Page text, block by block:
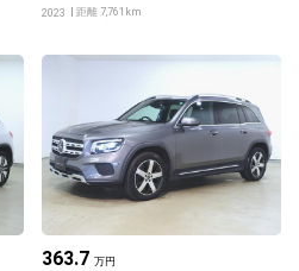
2023 距離 7,761km
363.7 万円